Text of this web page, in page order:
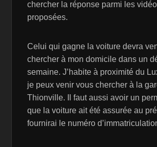
chercher la réponse parmi les
proposées.
Celui qui gagne la voiture devra
chercher à mon domicile dans un
semaine. J’habite à proximité du
je peux venir vous chercher à la
Thionville. Il faut aussi avoir un
que la voiture ait été assurée au
fournirai le numéro